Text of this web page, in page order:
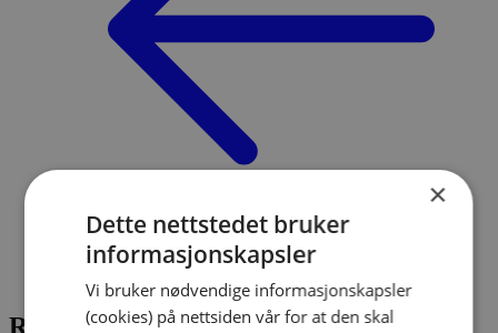
Innbrudd/
Regler for merkefirma
Regler for merkefirma
×
Dette nettstedet bruker
informasjonskapsler
Vi bruker nødvendige informasjonskapsler
(cookies) på nettsiden vår for at den skal